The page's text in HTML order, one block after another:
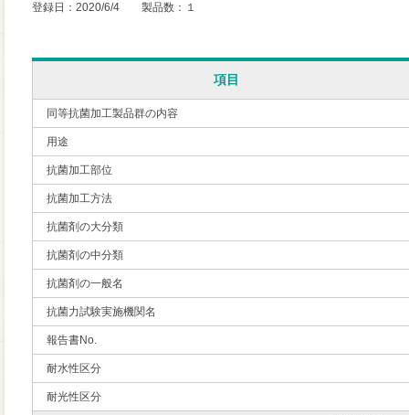
登録日：2020/6/4 製品数：１
項目
同等抗菌加工製品群の内容
用途
抗菌加工部位
抗菌加工方法
抗菌剤の大分類
抗菌剤の中分類
抗菌剤の一般名
抗菌力試験実施機関名
報告書No.
耐水性区分
耐光性区分